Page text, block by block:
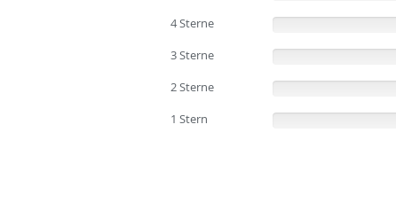
4 Sterne
3 Sterne
2 Sterne
1 Stern